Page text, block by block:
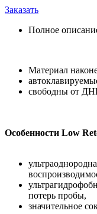
Заказать
Полное
Материал
свободны от
Особенности Low
потерь пробы,
значительное